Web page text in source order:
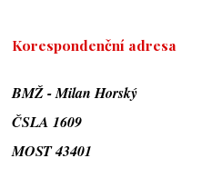
Korespondenční adresa
BMŽ - Milan Horský
ČSLA 1609
MOST 43401